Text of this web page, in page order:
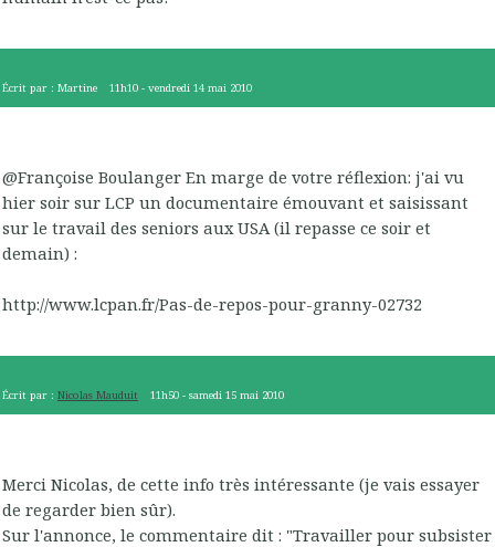
Écrit par : Martine 11h10 -vendredi 14 mai 2010
@Françoise Boulanger En marge de votre réflexion: j'ai vu
hier soir sur LCP un documentaire émouvant et saisissant
sur le travail des seniors aux USA (il repasse ce soir et
demain) :
http://www.lcpan.fr/Pas-de-repos-pour-granny-02732
Écrit par : Nicolas Mauduit 11h50 -samedi 15 mai 2010
Merci Nicolas, de cette info très intéressante (je vais essayer
de regarder bien sûr).
Sur l'annonce, le commentaire dit : "Travailler pour subsister